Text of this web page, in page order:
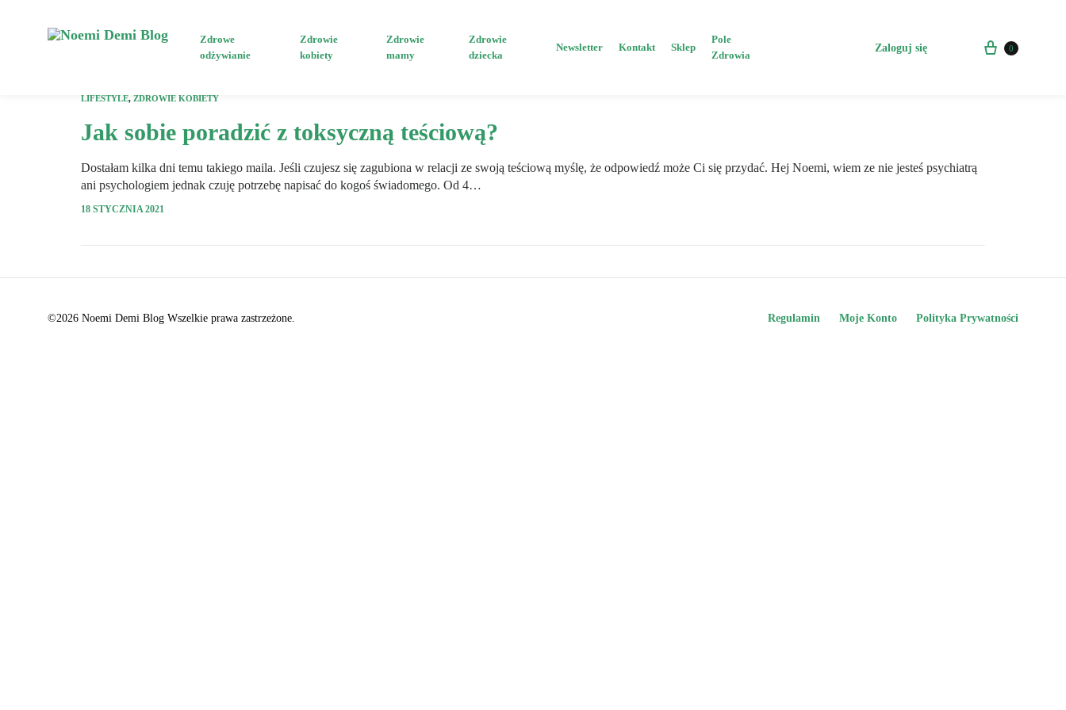
odżywianie,
dziecko
mama
Zdrowe
odżywianie
Zdrowie
kobiety
Zdrowie
mamy
Zdrowie
dziecka
Newsletter Kontakt Sklep
Pole
Zdrowia
Zaloguj się
Szukaj
Koszyk
0
LIFESTYLE, ZDROWIE KOBIETY
Jak sobie poradzić z toksyczną teściową?
Dostałam kilka dni temu takiego maila. Jeśli czujesz się zagubiona w relacji ze swoją teściową myślę, że odpowiedź może Ci się przydać. Hej Noemi, wiem ze nie jesteś psychiatrą
ani psychologiem jednak czuję potrzebę napisać do kogoś świadomego. Od 4…
18 STYCZNIA 2021
©2026 Noemi Demi Blog Wszelkie prawa zastrzeżone. Regulamin Moje Konto Polityka Prywatności